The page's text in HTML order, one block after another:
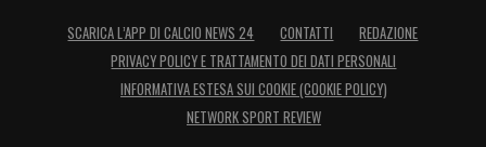
SCARICA L’APP DI CALCIO NEWS 24 CONTATTI
REDAZIONE
PRIVACY POLICY E TRATTAMENTO DEI DATI PERSONALI
INFORMATIVA ESTESA SUI COOKIE (COOKIE POLICY)
NETWORK SPORT REVIEW